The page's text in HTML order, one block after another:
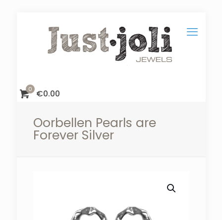
0 €0.00
Oorbellen Pearls are
Forever Silver